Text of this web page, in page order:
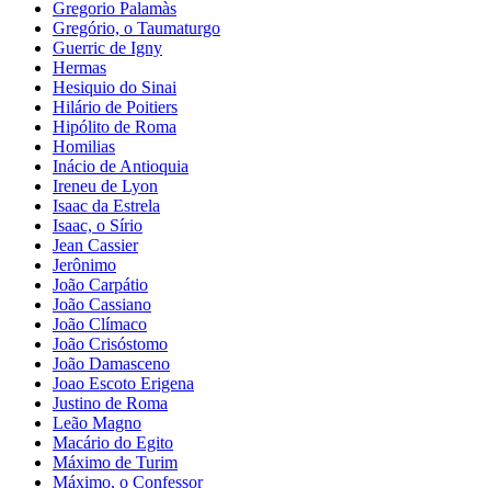
Gregorio Palamàs
Gregório, o Taumaturgo
Guerric de Igny
Hermas
Hesiquio do Sinai
Hilário de Poitiers
Hipólito de Roma
Homilias
Inácio de Antioquia
Ireneu de Lyon
Isaac da Estrela
Isaac, o Sírio
Jean Cassier
Jerônimo
João Carpátio
João Cassiano
João Clímaco
João Crisóstomo
João Damasceno
Joao Escoto Erigena
Justino de Roma
Leão Magno
Macário do Egito
Máximo de Turim
Máximo, o Confessor